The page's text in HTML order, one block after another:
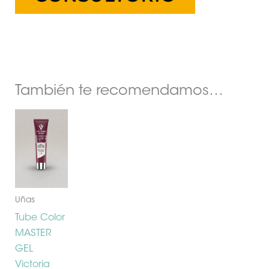
También te recomendamos…
Uñas
Tube Color
MASTER
GEL
Victoria
de
precios:
desde
5,95€
hasta
producto
tiene
múltiples
Las